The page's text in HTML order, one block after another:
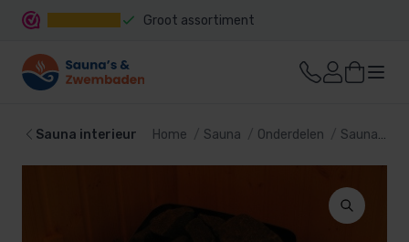
Groot assortiment
Sauna interieur Home Sauna Onderdelen Sauna interieur